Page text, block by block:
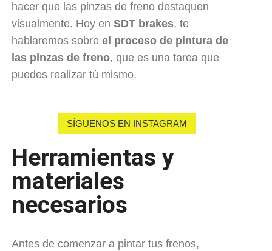
hacer que las pinzas de freno destaquen
visualmente. Hoy en SDT brakes, te
hablaremos sobre el proceso de pintura de
las pinzas de freno, que es una tarea que
puedes realizar tú mismo.
SÍGUENOS EN INSTAGRAM
Herramientas y
materiales
necesarios
Antes de comenzar a pintar tus frenos,